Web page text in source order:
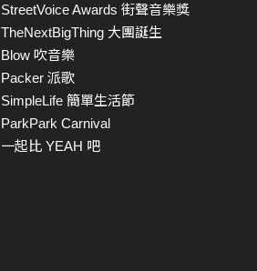
StreetVoice Awards 街聲音樂獎
TheNextBigThing 大團誕生
Blow 吹音樂
Packer 派歌
SimpleLife 簡單生活節
ParkPark Carnival
一起比 YEAH 吧